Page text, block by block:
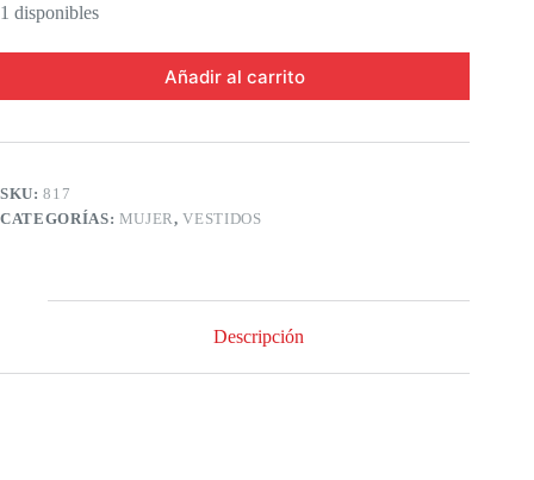
1 disponibles
Añadir al carrito
SKU:817
CATEGORÍAS: MUJER,VESTIDOS
Descripción